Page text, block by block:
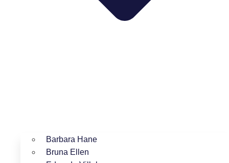
Barbara Hane
Bruna Ellen